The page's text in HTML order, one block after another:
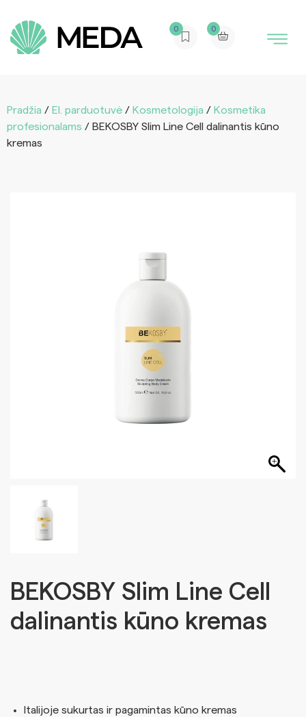
0 0
Pradžia / El. parduotuvė / Kosmetologija / Kosmetika
profesionalams / BEKOSBY Slim Line Cell dalinantis kūno
kremas
BEKOSBY Slim Line Cell
dalinantis kūno kremas
Italijoje sukurtas ir pagamintas kūno kremas